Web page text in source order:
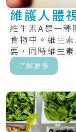
維護人體
維生素A是一種
食物中。維生
要，同時維生
器官正.....
了解更多